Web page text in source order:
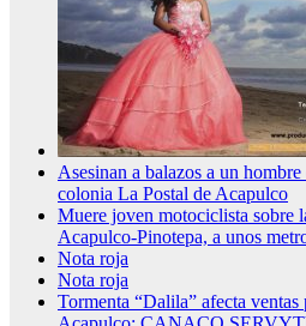
Asesinan a balazos a un
colonia La Postal de Acapulco
Muere joven motociclista sobre
Acapulco-Pinotepa, a unos
Nota roja
Nota roja
Tormenta “Dalila” afecta